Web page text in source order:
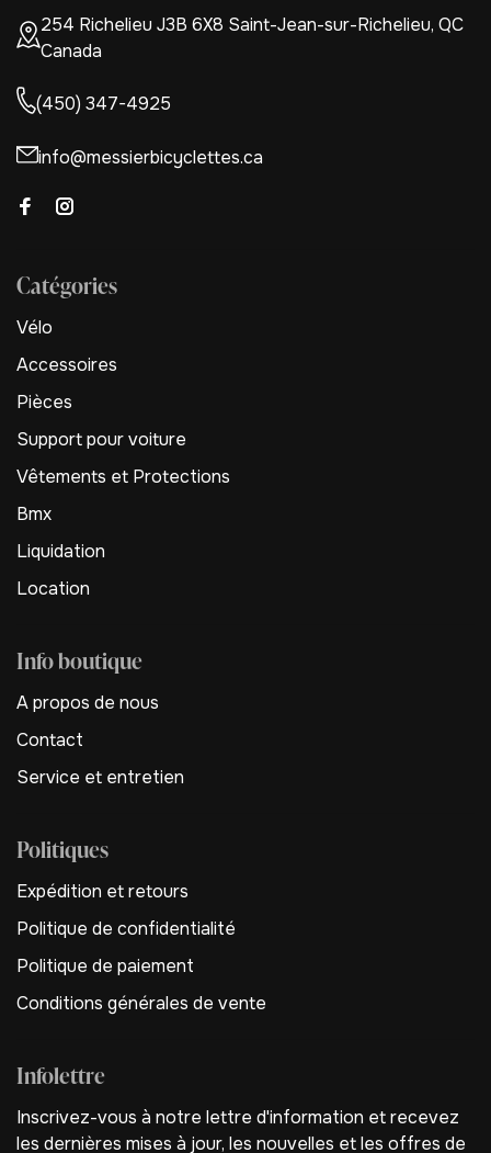
254 Richelieu J3B 6X8 Saint-Jean-sur-Richelieu, QC
Canada
(450) 347-4925
info@messierbicyclettes.ca
Catégories
Vélo
Accessoires
Pièces
Support pour voiture
Vêtements et Protections
Bmx
Liquidation
Location
Info boutique
A propos de nous
Contact
Service et entretien
Politiques
Expédition et retours
Politique de confidentialité
Politique de paiement
Conditions générales de vente
Infolettre
Inscrivez-vous à notre lettre d'information et recevez
les dernières mises à jour, les nouvelles et les offres de